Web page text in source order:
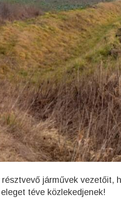
járművek vezetőit,
téve közlekedjenek!